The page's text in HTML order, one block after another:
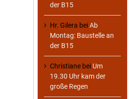
der B15
Hr. Gilera beiAb
Montag: Baustelle an
der B15
Christiane bei Um
19.30 Uhr kam der
große Regen